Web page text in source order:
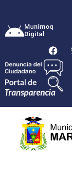
Munimoq
Digital